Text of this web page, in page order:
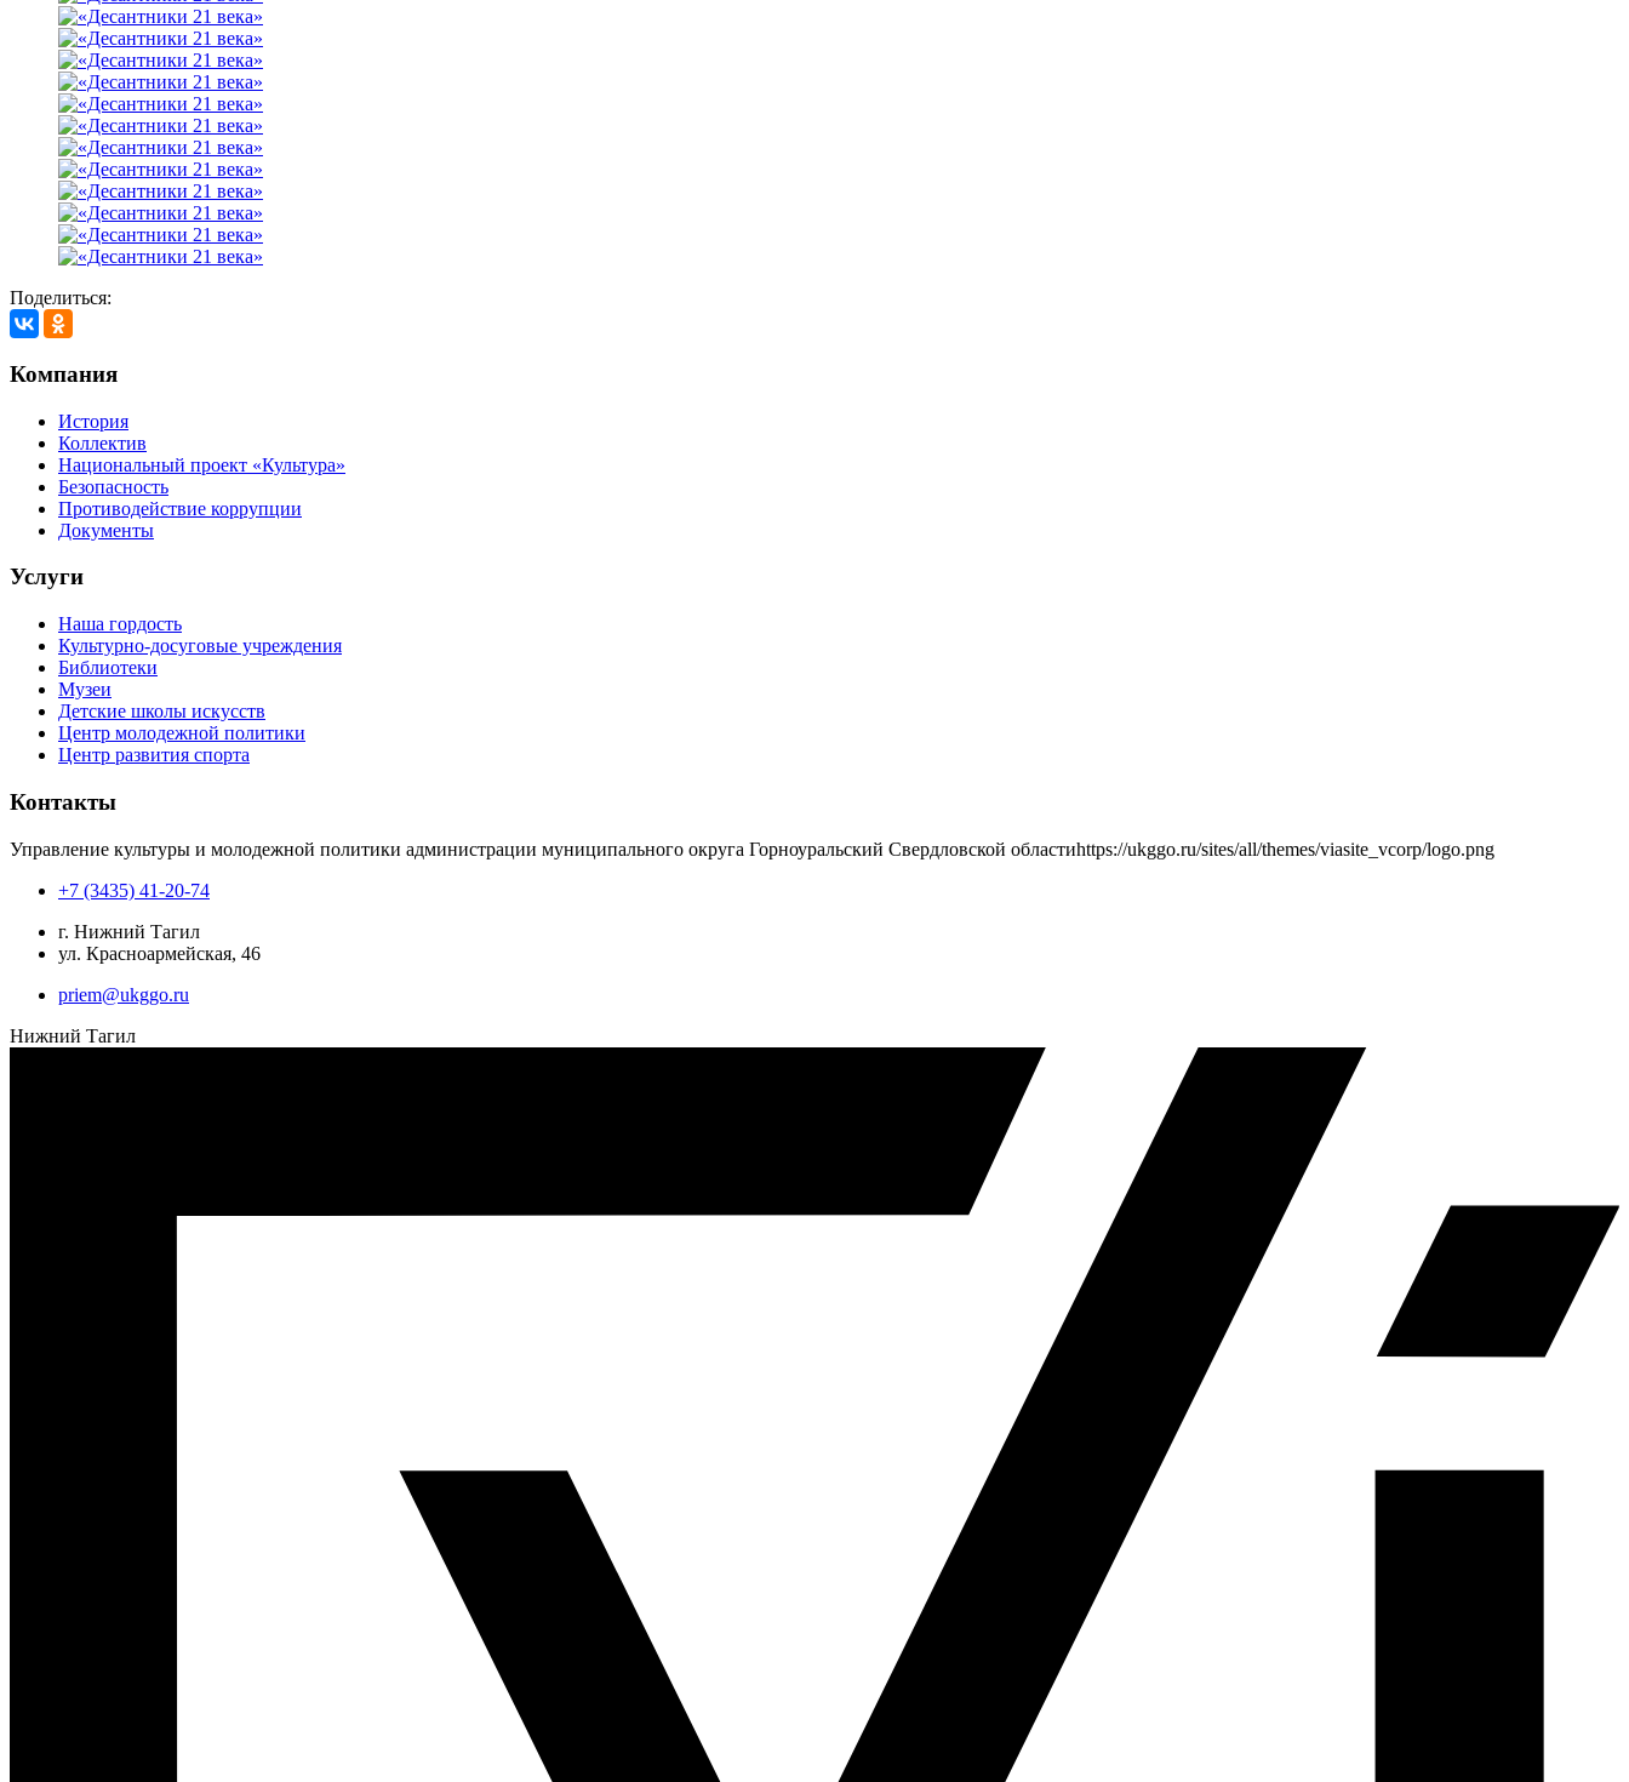
Поделиться:
Компания
История
Коллектив
Национальный проект «Культура»
Безопасность
Противодействие коррупции
Документы
Услуги
Наша гордость
Культурно-досуговые учреждения
Библиотеки
Музеи
Детские школы искусств
Центр молодежной политики
Центр развития спорта
Контакты
Управление культуры и молодежной политики администрации муниципального округа Горноуральский Свердловской областиhttps://ukggo.ru/sites/all/themes/viasite_vcorp/logo.png
+7 (3435) 41-20-74
г. Нижний Тагил
ул. Красноармейская, 46
priem@ukggo.ru
Нижний Тагил